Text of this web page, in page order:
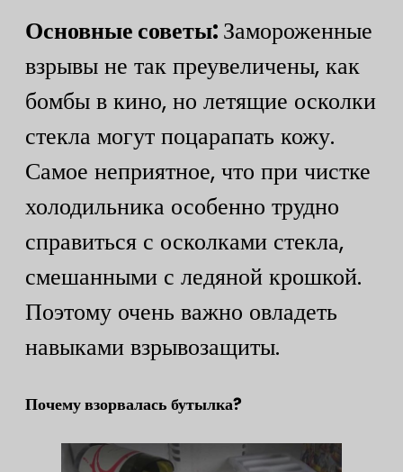
​Основные советы: ​Замороженные
взрывы не так преувеличены, как
бомбы в кино, но летящие осколки
стекла могут поцарапать кожу.
Самое неприятное, что при чистке
холодильника особенно трудно
справиться с осколками стекла,
смешанными с ледяной крошкой.
Поэтому очень важно овладеть
навыками взрывозащиты.
Почему взорвалась бутылка?